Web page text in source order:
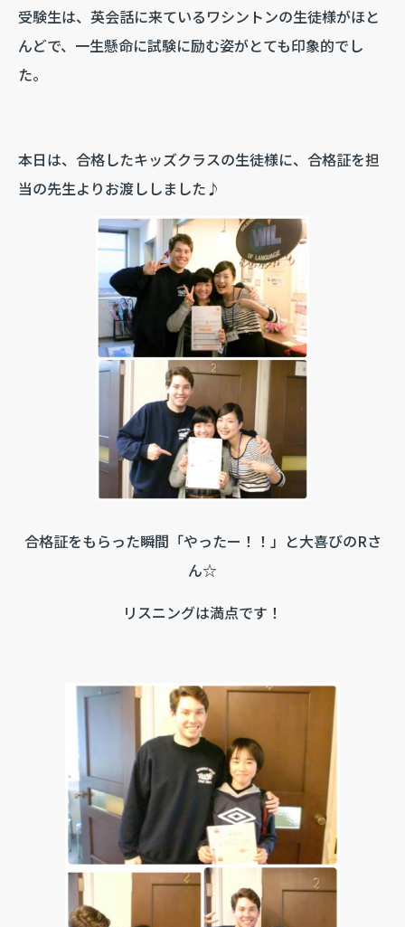
受験生は、英会話に来ているワシントンの生徒様がほと
んどで、一生懸命に試験に励む姿がとても印象的でし
た。
本日は、合格したキッズクラスの生徒様に、合格証を担
当の先生よりお渡ししました♪
合格証をもらった瞬間「やったー！！」と大喜びのRさ
ん☆
リスニングは満点です！